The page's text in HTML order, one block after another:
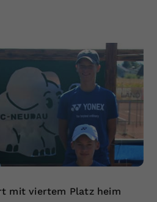
mit viertem Platz heim